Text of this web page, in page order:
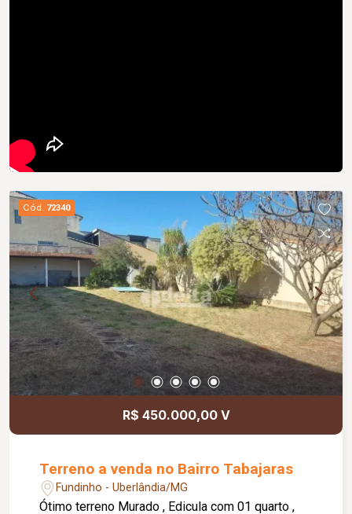
Cód. 72340
R$ 450.000,00 V
Terreno a venda no Bairro Tabajaras
Fundinho - Uberlândia/MG
Ótimo terreno Murado , Edicula com 01 quarto ,